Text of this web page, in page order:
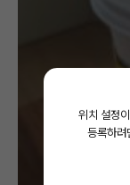
위치 설정
등록하려